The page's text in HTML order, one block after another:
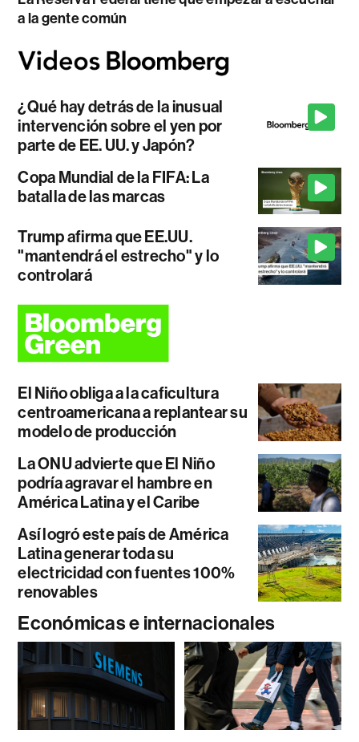
a la gente común
¿Qué hay detrás de la inusual
intervención sobre el yen por
parte de EE. UU. y Japón?
Copa Mundial de la FIFA: La
batalla de las marcas
Trump afirma que EE.UU.
"mantendrá el estrecho" y lo
controlará
El Niño obliga a la caficultura
centroamericana a replantear su
modelo de producción
La ONU advierte que El Niño
podría agravar el hambre en
América Latina y el Caribe
Así logró este país de América
Latina generar toda su
electricidad con fuentes 100%
renovables
Económicas e internacionales